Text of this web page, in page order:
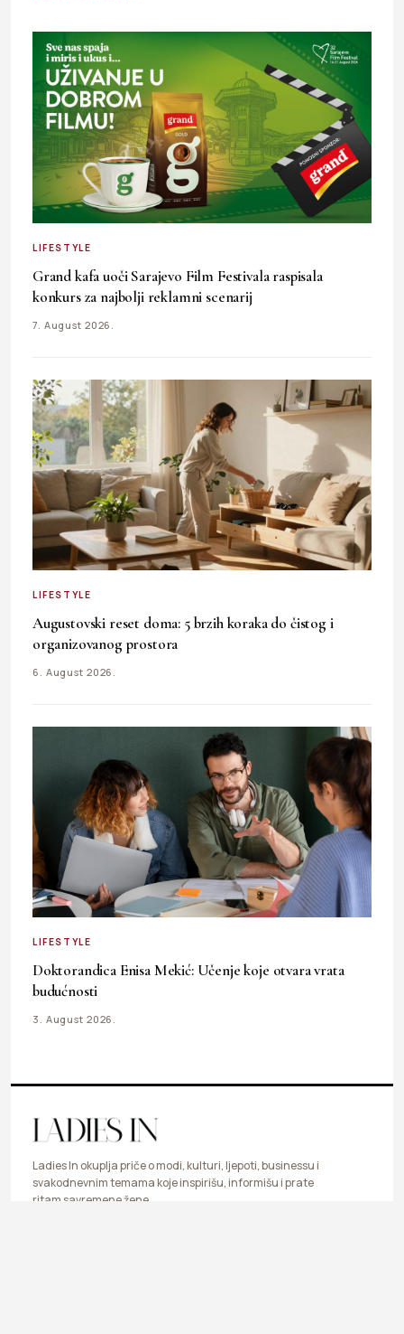
LIFESTYLE
Grand kafa uoči Sarajevo Film Festivala raspisala
konkurs za najbolji reklamni scenarij
7. August 2026.
LIFESTYLE
Augustovski reset doma: 5 brzih koraka do čistog i
organizovanog prostora
6. August 2026.
LIFESTYLE
Doktorandica Enisa Mekić: Učenje koje otvara vrata
budućnosti
3. August 2026.
Ladies In okuplja priče o modi, kulturi, ljepoti, businessu i
svakodnevnim temama koje inspirišu, informišu i prate
ritam savremene žene.